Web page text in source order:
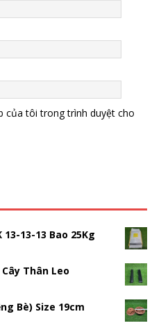
của tôi trong trình duyệt cho
13-13-13 Bao 25Kg
Thân Leo
Bè) Size 19cm